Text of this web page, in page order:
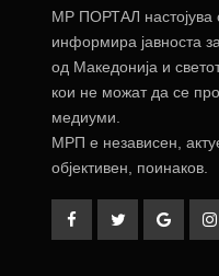
МР ПОРТАЛ настојува
информира јавноста
од Македонија и
кои не можат да се
медиуми.
МРП е независен,
објективен, поинаков.